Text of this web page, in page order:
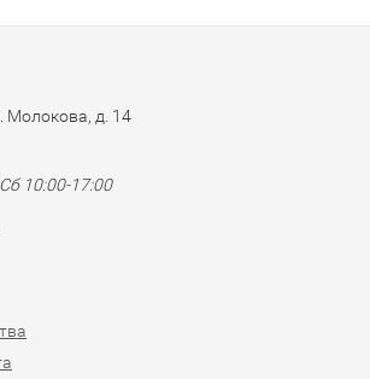
Молокова, д. 14
10:00-17:00